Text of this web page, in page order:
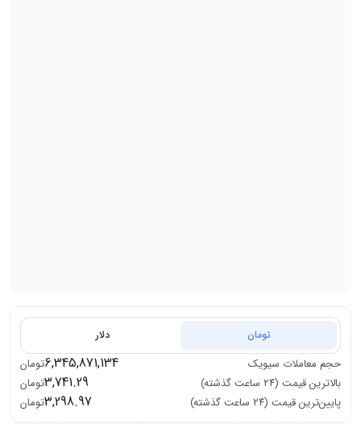
تومان دلار
حجم معاملات سیویک 6,345,871,134تومان
بالاترین قیمت (۲۴ ساعت گذشته)
3,741.29تومان
پایین‌ترین قیمت (۲۴ ساعت گذشته)
3,298.97تومان